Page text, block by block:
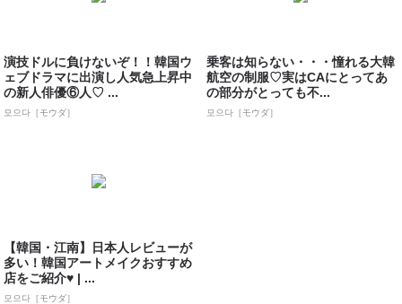
演技ドルに負けないぞ！！韓国ウ
ェブドラマに出演し人気急上昇中
の新人俳優⑥人♡ ...
모으다［モウダ］
乗客は知らない・・・憧れる大韓
航空の制服♡実はCAにとってあ
の部分がとっても不...
모으다［モウダ］
【韓国・江南】日本人レビューが
多い！韓国アートメイクおすすめ
店をご紹介♥ | ...
모으다［モウダ］